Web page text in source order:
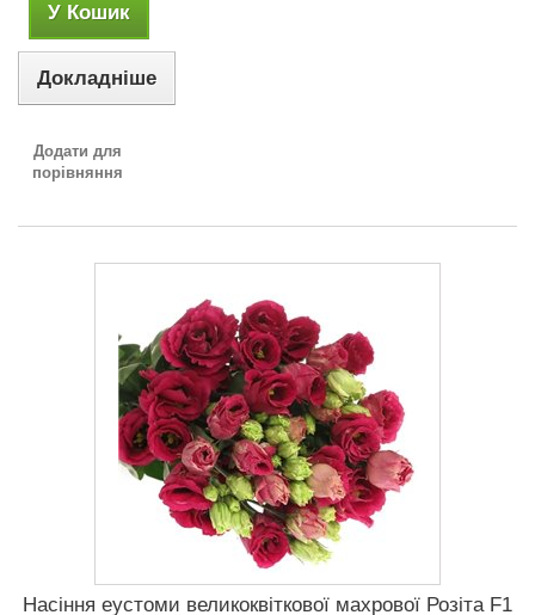
У Кошик
Докладніше
Додати для
порівняння
Насіння еустоми великоквіткової махрової Розіта F1